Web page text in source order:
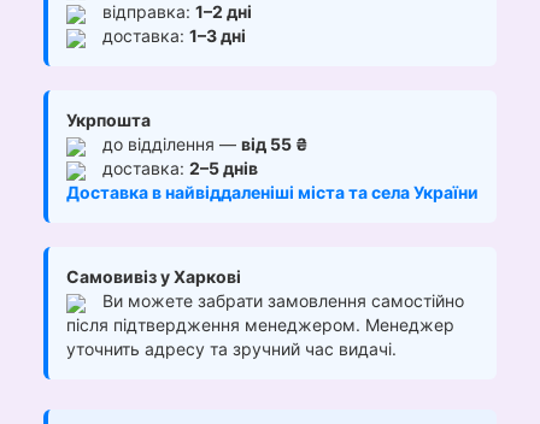
відправка: 1–2 дні
доставка: 1–3 дні
Укрпошта
до відділення — від 55 ₴
доставка: 2–5 днів
Доставка в найвіддаленіші міста та села України
Самовивіз у Харкові
Ви можете забрати замовлення самостійно
після підтвердження менеджером. Менеджер
уточнить адресу та зручний час видачі.